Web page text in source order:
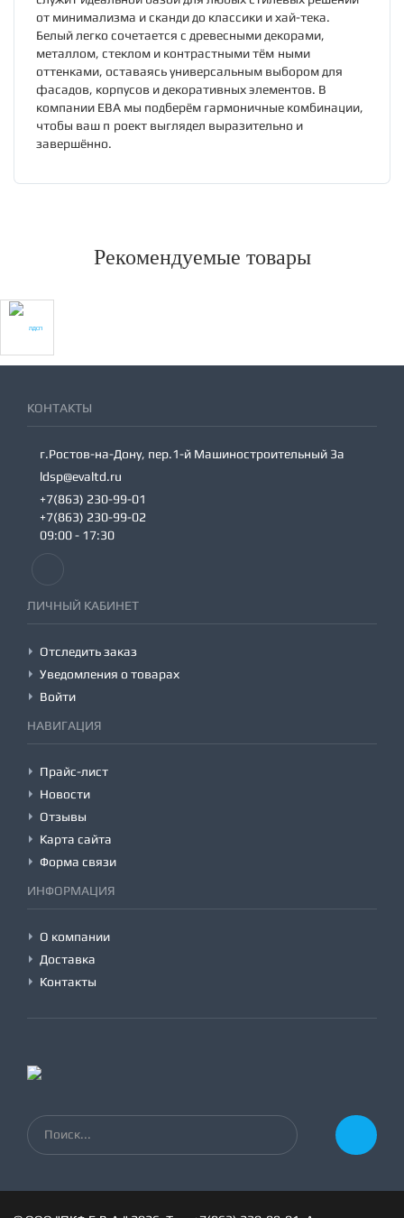
от минимализма и сканди до классики и хай-тека.
Белый легко сочетается с древесными декорами,
металлом, стеклом и контрастными тёмными
оттенками, оставаясь универсальным выбором для
фасадов, корпусов и декоративных элементов. В
компании ЕВА мы подберём гармоничные комбинации,
чтобы ваш проект выглядел выразительно и
завершённо.
Рекомендуемые товары
КОНТАКТЫ
г.Ростов-на-Дону, пер.1-й Машиностроительный 3а
ldsp@evaltd.ru
+7(863) 230-99-01
+7(863) 230-99-02
09:00 - 17:30
ЛИЧНЫЙ КАБИНЕТ
Отследить заказ
Уведомления о товарах
Войти
НАВИГАЦИЯ
Прайс-лист
Новости
Отзывы
Карта сайта
Форма связи
ИНФОРМАЦИЯ
О компании
Доставка
Контакты